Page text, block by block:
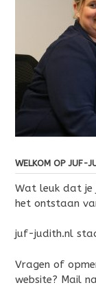
WELKOM OP JUF-
Wat leuk dat je
het ontstaan
juf-judith.nl
Vragen of
website? Mail